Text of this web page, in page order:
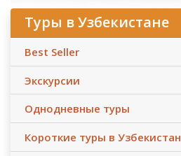
Туры в Узбекистане
Best Seller
Экскурсии
Однодневные туры
Короткие туры в Узбекистан